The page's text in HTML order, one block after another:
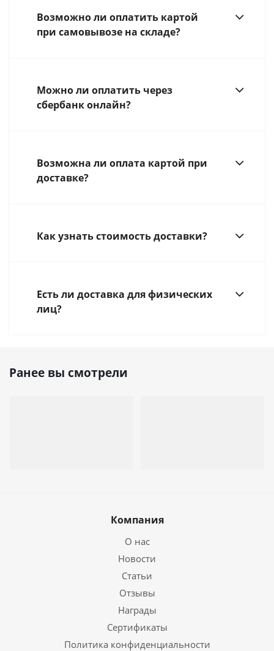
Возможно ли оплатить картой
при самовывозе на складе?
Можно ли оплатить через
сбербанк онлайн?
Возможна ли оплата картой при
доставке?
Как узнать стоимость доставки?
Есть ли доставка для физических
лиц?
Ранее вы смотрели
Компания
О нас
Новости
Статьи
Отзывы
Награды
Сертификаты
Политика конфиденциальности